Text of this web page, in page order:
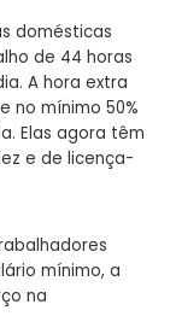
domésticas
de 44 horas
A hora extra
no mínimo 50%
Elas agora têm
e de licença-
mínimo, a
na